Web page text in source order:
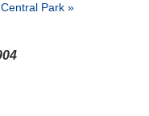
Park »